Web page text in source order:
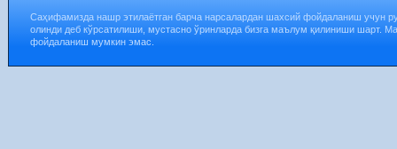
Саҳифамизда нашр этилаётган барча нарсалардан шахсий фойдаланиш учун
олинди деб кўрсатилиши, мустасно ўринларда бизга маълум қилиниши шарт.
фойдаланиш мумкин эмас.